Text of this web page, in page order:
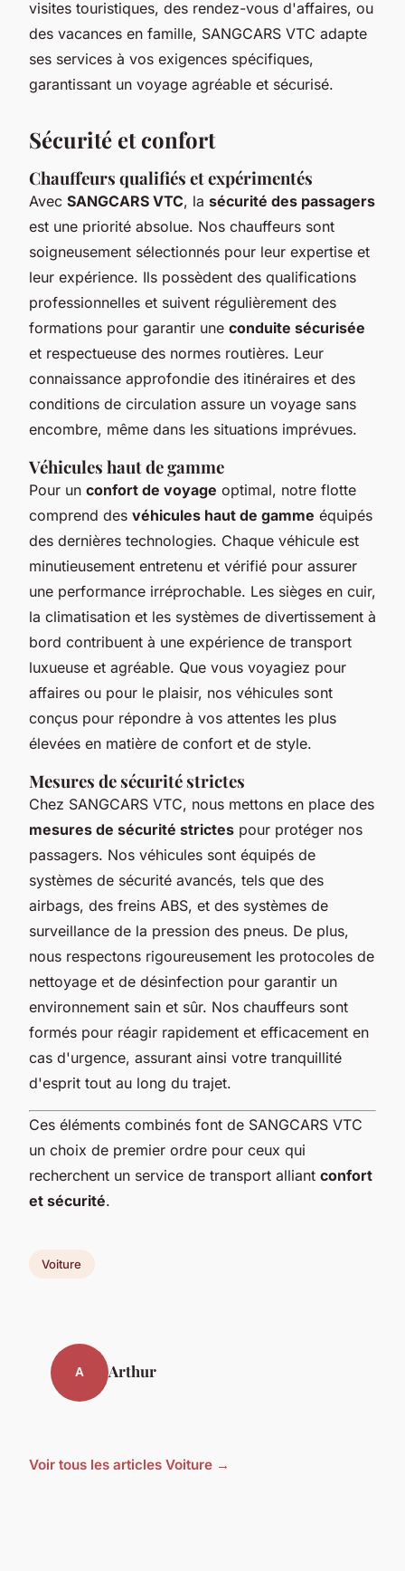
visites touristiques, des rendez-vous d'affaires, ou
des vacances en famille, SANGCARS VTC adapte
ses services à vos exigences spécifiques,
garantissant un voyage agréable et sécurisé.
Sécurité et confort
Chauffeurs qualifiés et expérimentés
Avec SANGCARS VTC, la sécurité des passagers
est une priorité absolue. Nos chauffeurs sont
soigneusement sélectionnés pour leur expertise et
leur expérience. Ils possèdent des qualifications
professionnelles et suivent régulièrement des
formations pour garantir une conduite sécurisée
et respectueuse des normes routières. Leur
connaissance approfondie des itinéraires et des
conditions de circulation assure un voyage sans
encombre, même dans les situations imprévues.
Véhicules haut de gamme
Pour un confort de voyage optimal, notre flotte
comprend des véhicules haut de gamme équipés
des dernières technologies. Chaque véhicule est
minutieusement entretenu et vérifié pour assurer
une performance irréprochable. Les sièges en cuir,
la climatisation et les systèmes de divertissement à
bord contribuent à une expérience de transport
luxueuse et agréable. Que vous voyagiez pour
affaires ou pour le plaisir, nos véhicules sont
conçus pour répondre à vos attentes les plus
élevées en matière de confort et de style.
Mesures de sécurité strictes
Chez SANGCARS VTC, nous mettons en place des
mesures de sécurité strictes pour protéger nos
passagers. Nos véhicules sont équipés de
systèmes de sécurité avancés, tels que des
airbags, des freins ABS, et des systèmes de
surveillance de la pression des pneus. De plus,
nous respectons rigoureusement les protocoles de
nettoyage et de désinfection pour garantir un
environnement sain et sûr. Nos chauffeurs sont
formés pour réagir rapidement et efficacement en
cas d'urgence, assurant ainsi votre tranquillité
d'esprit tout au long du trajet.
Ces éléments combinés font de SANGCARS VTC
un choix de premier ordre pour ceux qui
recherchent un service de transport alliant confort
et sécurité.
Voiture
A Arthur
Voir tous les articles Voiture →